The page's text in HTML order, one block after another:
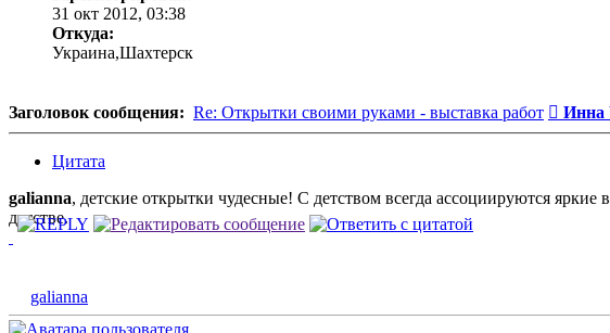
31 окт 2012, 03:38
Откуда:
Украина,Шахтерск
Заголовок сообщения: Re: Открытки своими руками - выставка работ Инна
Цитата
galianna, детские открытки чудесные! С детством всегда ассоциируются
детстве.
galianna